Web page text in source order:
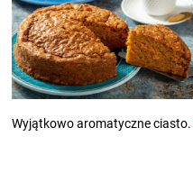
Wyjątkowo aromatyczne ciasto.